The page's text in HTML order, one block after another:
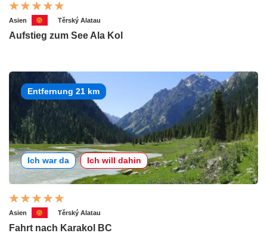
Asien Těrský Alatau
Aufstieg zum See Ala Kol
Entfernung 21 km
Ich war da Ich will dahin
Asien Těrský Alatau
Fahrt nach Karakol BC